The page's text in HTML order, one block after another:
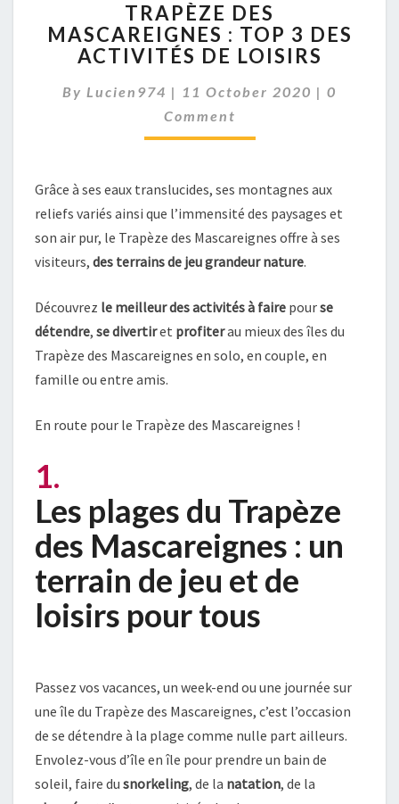
DES
MASCAREIGNES
3
DES
TRAPÈZE DES
MASCAREIGNES : TOP 3 DES
ACTIVITÉS DE LOISIRS
By Lucien974 | 11 October 2020 | 0
Comment
Grâce à ses eaux translucides, ses montagnes aux
reliefs variés ainsi que l’immensité des paysages et
son air pur, le Trapèze des Mascareignes offre à ses
visiteurs, des terrains de jeu grandeur nature.
Découvrez le meilleur des activités à faire pourse
détendre, se divertiret profiterau mieux des îles du
Trapèze des Mascareignes en solo, en couple, en
famille ou entre amis.
En route pour le Trapèze des Mascareignes !
1.
Les plages du Trapèze
des Mascareignes : un
terrain de jeu et de
loisirs pour tous
Passez vos vacances, un week-end ou une journée sur
une île du Trapèze des Mascareignes, c’est l’occasion
de se détendre à la plage comme nulle part ailleurs.
Envolez-vous d’île en île pour prendre un bain de
soleil, faire du snorkeling, de la natation, de la